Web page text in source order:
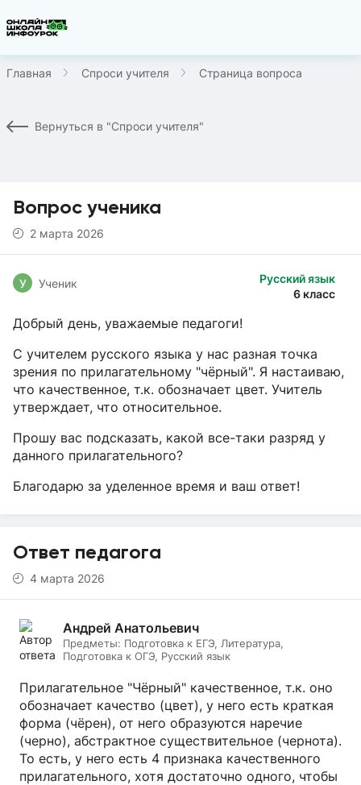
Главная Спроси учителя Страница вопроса
Вернуться в "Спроси учителя"
Вопрос ученика
2 марта 2026
Русский язык
6 класс
У Ученик
Добрый день, уважаемые педагоги!
С учителем русского языка у нас разная точка
зрения по прилагательному "чёрный". Я настаиваю,
что качественное, т.к. обозначает цвет. Учитель
утверждает, что относительное.
Прошу вас подсказать, какой все-таки разряд у
данного прилагательного?
Благодарю за уделенное время и ваш ответ!
Ответ педагога
4 марта 2026
Андрей Анатольевич
Предметы: Подготовка к ЕГЭ, Литература,
Подготовка к ОГЭ, Русский язык
Прилагательное "Чёрный" качественное, т.к. оно
обозначает качество (цвет), у него есть краткая
форма (чёрен), от него образуются наречие
(черно), абстрактное существительное (чернота).
То есть, у него есть 4 признака качественного
прилагательного, хотя достаточно одного, чтобы